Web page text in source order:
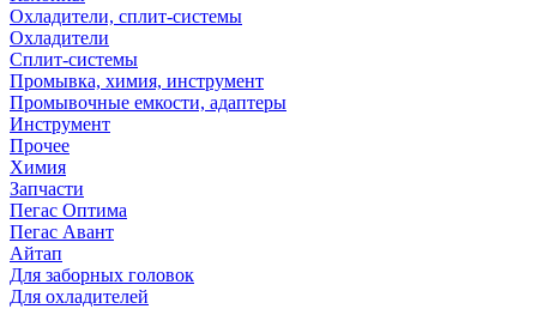
Охладители, сплит-системы
Охладители
Сплит-системы
Промывка, химия, инструмент
Промывочные емкости, адаптеры
Инструмент
Прочее
Химия
Запчасти
Пегас Оптима
Пегас Авант
Айтап
Для заборных головок
Для охладителей